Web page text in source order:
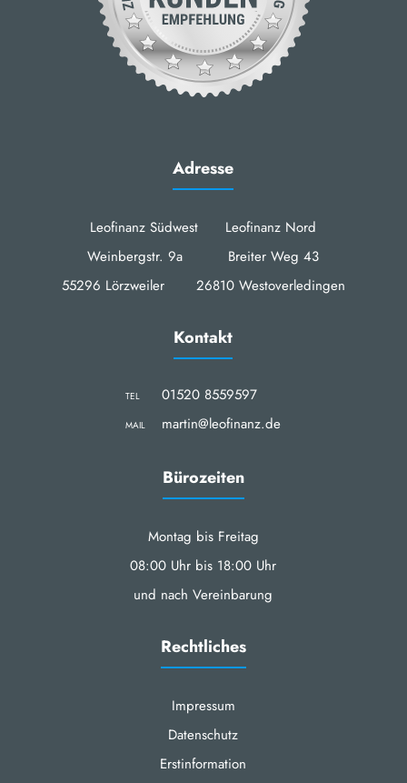
Adresse
Leofinanz Südwest Leofinanz Nord
Weinbergstr. 9a Breiter Weg 43
55296 Lörzweiler 26810 Westoverledingen
Kontakt
TEL 01520 8559597
MAIL martin@leofinanz.de
Bürozeiten
Montag bis Freitag
08:00 Uhr bis 18:00 Uhr
und nach Vereinbarung
Rechtliches
Impressum
Datenschutz
Erstinformation